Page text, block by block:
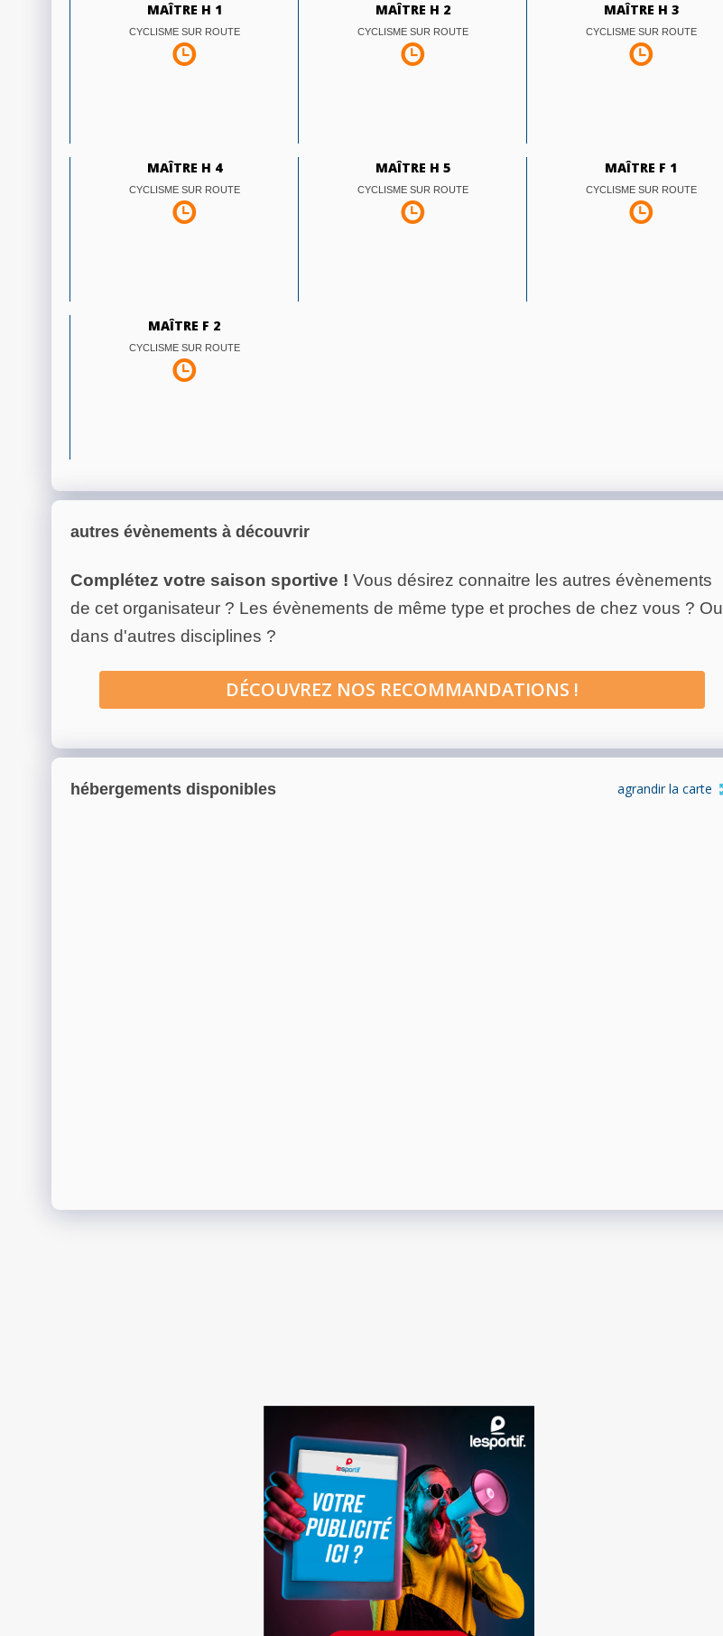
MAÎTRE H 1
CYCLISME SUR ROUTE
MAÎTRE H 2
CYCLISME SUR ROUTE
MAÎTRE H 3
CYCLISME SUR ROUTE
MAÎTRE H 4
CYCLISME SUR ROUTE
MAÎTRE H 5
CYCLISME SUR ROUTE
MAÎTRE F 1
CYCLISME SUR ROUTE
MAÎTRE F 2
CYCLISME SUR ROUTE
autres évènements à découvrir
Complétez votre saison sportive ! Vous désirez connaitre les autres évènements
de cet organisateur ? Les évènements de même type et proches de chez vous ? Ou
dans d'autres disciplines ?
DÉCOUVREZ NOS RECOMMANDATIONS !
hébergements disponibles agrandir la carte